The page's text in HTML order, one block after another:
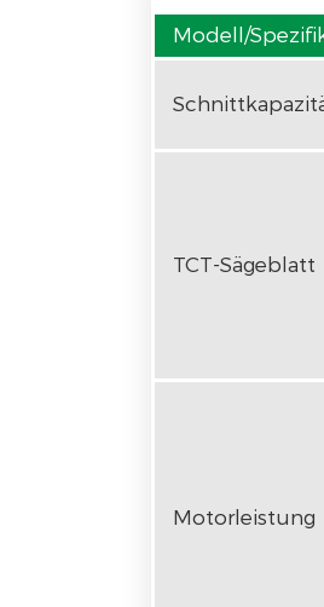
Modell/
TCT-Sägeblatt
Motorleistung